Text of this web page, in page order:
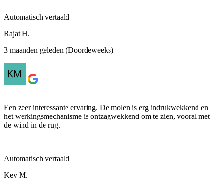
Automatisch vertaald
Rajat H.
3 maanden geleden (Doordeweeks)
Een zeer interessante ervaring. De molen is erg indrukwekkend en
het werkingsmechanisme is ontzagwekkend om te zien, vooral met
de wind in de rug.
Automatisch vertaald
Kev M.